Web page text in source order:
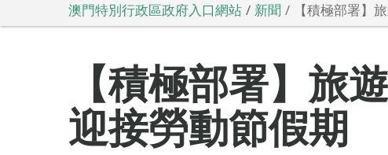
澳門特別行政區政府入口網站 新聞 【積極部署】
【積極部署】旅
迎接勞動節假期